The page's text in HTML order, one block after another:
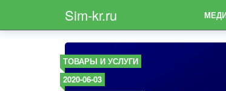
Sim-kr.ru
ТОВАРЫ И УСЛУГИ
2020-06-03